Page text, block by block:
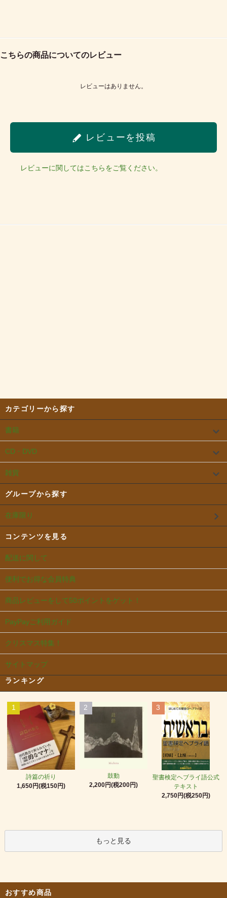
こちらの商品についてのレビュー
レビューはありません。
レビューを投稿
レビューに関してはこちらをご覧ください。
カテゴリーから探す
書籍
CD・DVD
雑貨
グループから探す
在庫限り
コンテンツを見る
配送に関して
便利でお得な会員特典
商品レビューをして50ポイントをゲット！
PayPayご利用ガイド
クリスマス特集！
サイトマップ
ランキング
1
詩篇の祈り
1,650円(税150円)
2
鼓動
2,200円(税200円)
3
聖書検定ヘブライ語公式
テキスト
2,750円(税250円)
もっと見る
おすすめ商品